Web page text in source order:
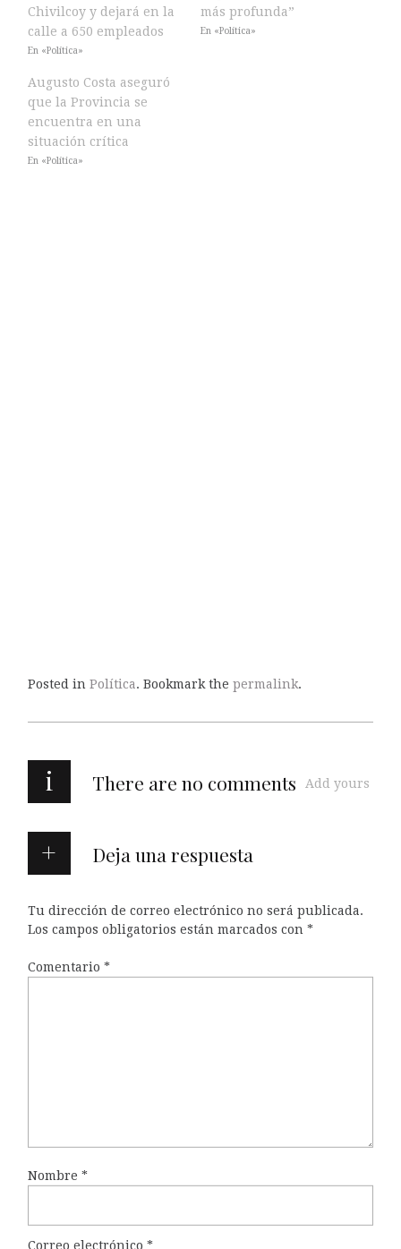
Chivilcoy y dejará en la
calle a 650 empleados
En «Política»
más profunda”
En «Política»
Augusto Costa aseguró
que la Provincia se
encuentra en una
situación crítica
En «Política»
Posted in Política. Bookmark the permalink.
i There are no comments Add yours
Deja una respuesta
Tu dirección de correo electrónico no será publicada.
Los campos obligatorios están marcados con *
Comentario *
Nombre *
Correo electrónico *